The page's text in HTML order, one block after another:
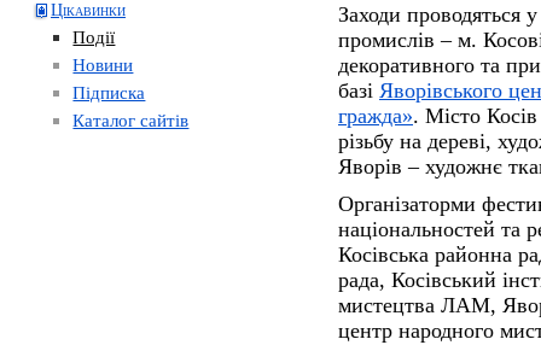
Цікавинки
Події
Новини
Підписка
Каталог сайтів
Заходи проводяться
промислів – м.
декоративного та
базі Яворівського
гражда». Місто Косів
різьбу на дереві,
Яворів – художнє
Організаторми
національностей та
Косівська районна
рада, Косівський
мистецтва ЛАМ,
центр народного